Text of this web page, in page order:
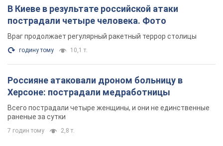
В Киеве в результате российской атаки
пострадали четыре человека. Фото
Враг продолжает регулярный ракетный террор столицы
годину тому 10,1 т.
Россияне атаковали дроном больницу в
Херсоне: пострадали медработницы
Всего пострадали четыре женщины, и они не единственные
раненые за сутки
7 годин тому 2,8 т.